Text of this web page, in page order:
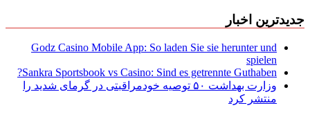
جدیدترین اخبار
Godz Casino Mobile App: So laden Sie sie herunter und
spielen
Sankra Sportsbook vs Casino: Sind es getrennte Guthaben?
وزارت بهداشت ۵۰ توصیه خودمراقبتی در گرمای شدید را
منتشر کرد